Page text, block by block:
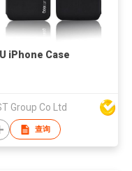
iPhone Case
Group Co Ltd
查询